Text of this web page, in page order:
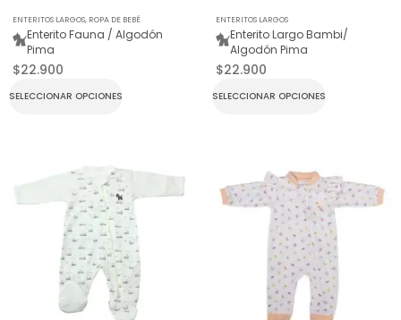
ENTERITOS LARGOS, ROPA DE BEBÉ
Enterito Fauna / Algodón
Pima
$22.900
SELECCIONAR OPCIONES
ENTERITOS LARGOS
Enterito Largo Bambi/
Algodón Pima
$22.900
SELECCIONAR OPCIONES